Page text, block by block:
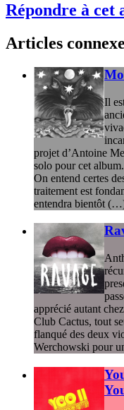
Répondre à cet
Articles
Il
projet d’Antoine
solo pour cet album.
On entend certes
traitement est
entendra bientôt
apprécié autant
Club Cactus, tout
flanqué des deux
Werchowski pour